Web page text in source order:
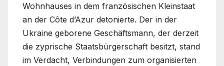
Wohnhauses in dem französischen Kleinstaat
an der Côte d’Azur detonierte. Der in der
Ukraine geborene Geschäftsmann, der derzeit
die zyprische Staatsbürgerschaft besitzt, stand
im Verdacht, Verbindungen zum organisierten